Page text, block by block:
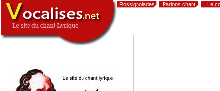
Rossignolades Parlons chant Le